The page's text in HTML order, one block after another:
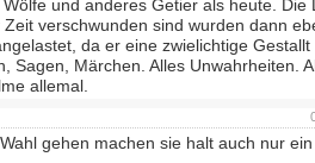
und anderes Getier als heute. Die
Zeit verschwunden sind wurden dann
da er eine zwielichtige Gestallt
Sagen, Märchen. Alles Unwahrheiten.
allemal.
gehen machen sie halt auch nur